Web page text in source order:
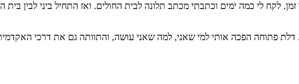
לקח לי כמה ימים וכתבתי מכתב תלונה לבית החולים. ואז התחיל ביני לבין בית
פתוחה הפכה אותי למי שאני, למה שאני עושה, והתוותה גם את דרכי